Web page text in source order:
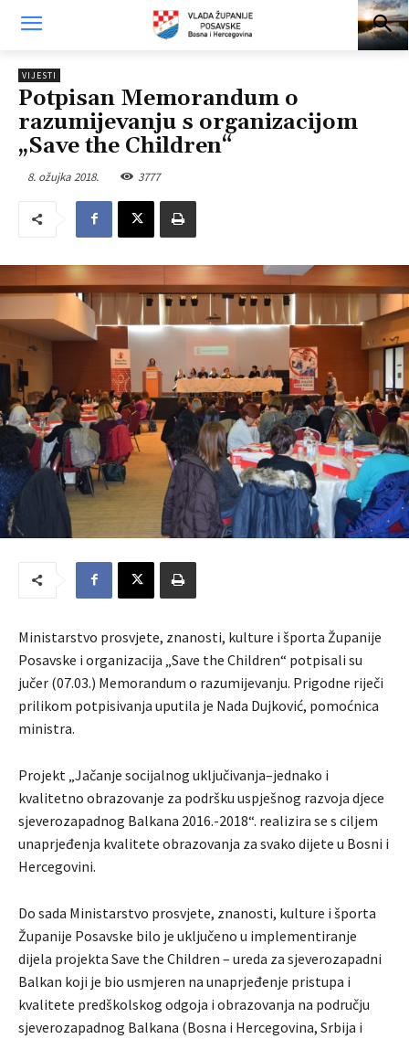
VIJESTI
Potpisan Memorandum o
razumijevanju s organizacijom
„Save the Children“
8. ožujka 2018. 3777
Ministarstvo prosvjete, znanosti, kulture i športa Županije
Posavske i organizacija „Save the Children“ potpisali su
jučer (07.03.) Memorandum o razumijevanju. Prigodne riječi
prilikom potpisivanja uputila je Nada Dujković, pomoćnica
ministra.
Projekt „Jačanje socijalnog uključivanja–jednako i
kvalitetno obrazovanje za podršku uspješnog razvoja djece
sjeverozapadnog Balkana 2016.-2018“. realizira se s ciljem
unaprjeđenja kvalitete obrazovanja za svako dijete u Bosni i
Hercegovini.
Do sada Ministarstvo prosvjete, znanosti, kulture i športa
Županije Posavske bilo je uključeno u implementiranje
dijela projekta Save the Children – ureda za sjeverozapadni
Balkan koji je bio usmjeren na unaprjeđenje pristupa i
kvalitete predškolskog odgoja i obrazovanja na području
sjeverozapadnog Balkana (Bosna i Hercegovina, Srbija i